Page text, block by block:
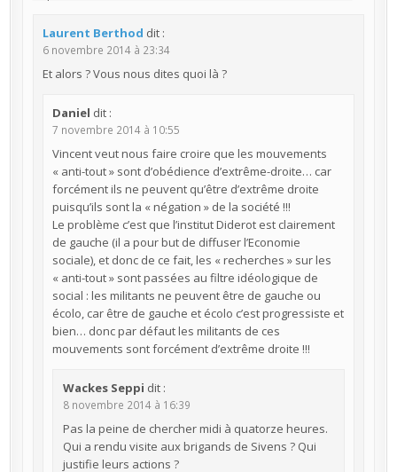
Laurent Berthod dit :
6 novembre 2014 à 23:34
Et alors ? Vous nous dites quoi là ?
Daniel dit :
7 novembre 2014 à 10:55
Vincent veut nous faire croire que les mouvements
« anti-tout » sont d’obédience d’extrême-droite… car
forcément ils ne peuvent qu’être d’extrême droite
puisqu’ils sont la « négation » de la société !!!
Le problème c’est que l’institut Diderot est clairement
de gauche (il a pour but de diffuser l’Economie
sociale), et donc de ce fait, les « recherches » sur les
« anti-tout » sont passées au filtre idéologique de
social : les militants ne peuvent être de gauche ou
écolo, car être de gauche et écolo c’est progressiste et
bien… donc par défaut les militants de ces
mouvements sont forcément d’extrême droite !!!
Wackes Seppi dit :
8 novembre 2014 à 16:39
Pas la peine de chercher midi à quatorze heures.
Qui a rendu visite aux brigands de Sivens ? Qui
justifie leurs actions ?